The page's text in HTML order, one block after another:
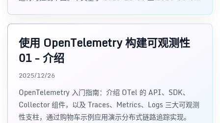
和企业落地路径。
使用 OpenTelemetry 构建可观测性
01 - 介绍
2025/12/26
OpenTelemetry 入门指南：介绍 OTel 的 API、SDK、
Collector 组件，以及 Traces、Metrics、Logs 三大可观测
性支柱，通过购物车示例应用演示分布式链路追踪实现。